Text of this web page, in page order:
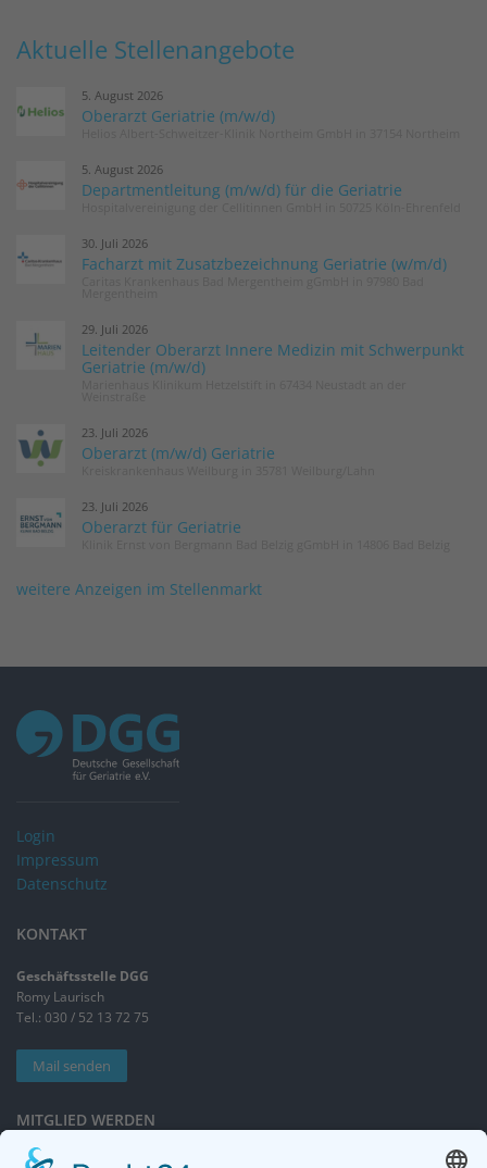
Aktuelle Stellenangebote
5. August 2026
Oberarzt Geriatrie (m/w/d)
5. August 2026
Departmentleitung (m/w/d) für die Geriatrie
30. Juli 2026
Facharzt mit Zusatzbezeichnung Geriatrie (w/m/d)
29. Juli 2026
Leitender Oberarzt Innere Medizin mit Schwerpunkt
Geriatrie (m/w/d)
23. Juli 2026
Oberarzt (m/w/d) Geriatrie
23. Juli 2026
Oberarzt für Geriatrie
weitere Anzeigen im Stellenmarkt
Login
Impressum
Datenschutz
KONTAKT
Geschäftsstelle DGG
Romy Laurisch
Tel.: 030 / 52 13 72 75
Mail senden
MITGLIED WERDEN
Sieben gute Gründe